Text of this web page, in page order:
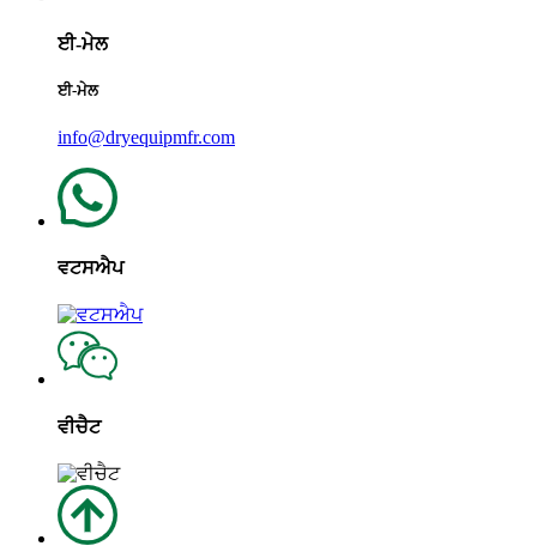
ਈ-ਮੇਲ
ਈ-ਮੇਲ
info@dryequipmfr.com
ਵਟਸਐਪ
ਵੀਚੈਟ